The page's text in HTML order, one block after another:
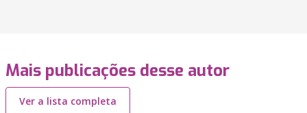
Mais publicações desse autor
Ver a lista completa